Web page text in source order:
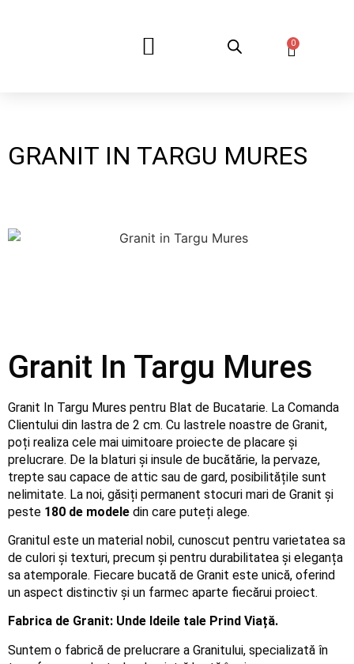
0
GRANIT IN TARGU MURES
Granit In Targu Mures
Granit In Targu Mures pentru Blat de Bucatarie. La Comanda
Clientului din lastra de 2 cm. Cu lastrele noastre de Granit,
poți realiza cele mai uimitoare proiecte de placare și
prelucrare. De la blaturi și insule de bucătărie, la pervaze,
trepte sau capace de attic sau de gard, posibilitățile sunt
nelimitate. La noi, găsiți permanent stocuri mari de Granit și
peste 180 de modele din care puteți alege.
Granitul este un material nobil, cunoscut pentru varietatea sa
de culori și texturi, precum și pentru durabilitatea și eleganța
sa atemporale. Fiecare bucată de Granit este unică, oferind
un aspect distinctiv și un farmec aparte fiecărui proiect.
Fabrica de Granit: Unde Ideile tale Prind Viață.
Suntem o fabrică de prelucrare a Granitului, specializată în